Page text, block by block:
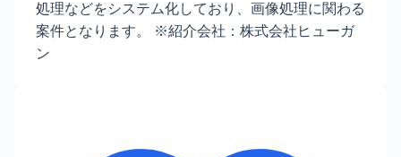
処理などをシステム化しており、画像処理に関わる
案件となります。 ※紹介会社：株式会社ヒューガ
ン